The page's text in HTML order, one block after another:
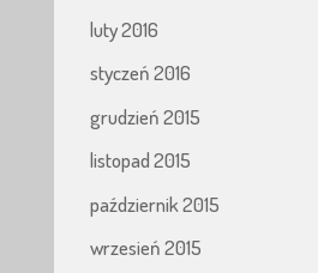
luty 2016
styczeń 2016
grudzień 2015
listopad 2015
październik 2015
wrzesień 2015